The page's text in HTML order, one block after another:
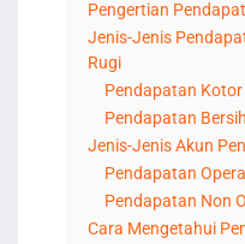
Pengertian
Jenis-Jenis
Rugi
Pendapatan Kotor
Pendapatan
Jenis-Jenis Akun
Pendapatan
Pendapatan Non
Cara Mengetahui